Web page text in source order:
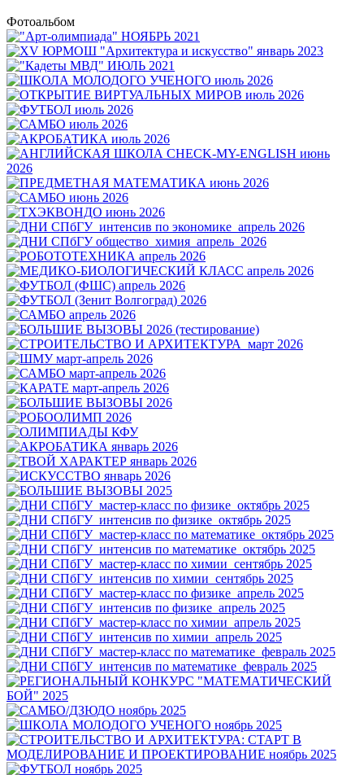
Фотоальбом